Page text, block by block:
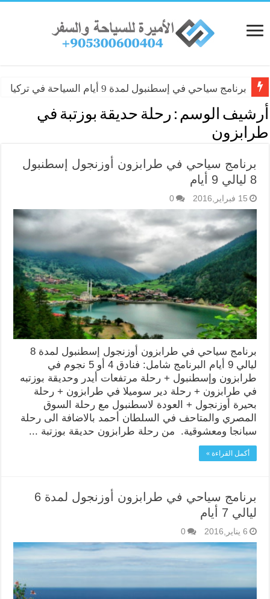
برنامج سياحي في إسطنبول لمدة 9 أيام السياحة في تركيا
أرشيف الوسم : رحلة حديقة بوزتبة في
طرابزون
برنامج سياحي في طرابزون أوزنجول إسطنبول
8 ليالي 9 أيام
15 فبراير,2016 0
برنامج سياحي في طرابزون أوزنجول إسطنبول لمدة 8
ليالي 9 أيام البرنامج شامل: فنادق 4 أو 5 نجوم في
طرابزون وإسطنبول + رحلة مرتفعات أيدر وحديقة بوزتبه
في طرابزون + رحلة دير سوميلا في طرابزون + رحلة
بحيرة أوزنجول + العودة لاسطنبول مع رحلة السوق
المصري والمتاحف في السلطان أحمد بالاضافة الى رحلة
سبانجا ومعشوقية. من رحلة طرابزون حديقة بوزتبة ...
أكمل القراءة »
برنامج سياحي في طرابزون أوزنجول لمدة 6
ليالي 7 أيام
6 يناير,2016 0